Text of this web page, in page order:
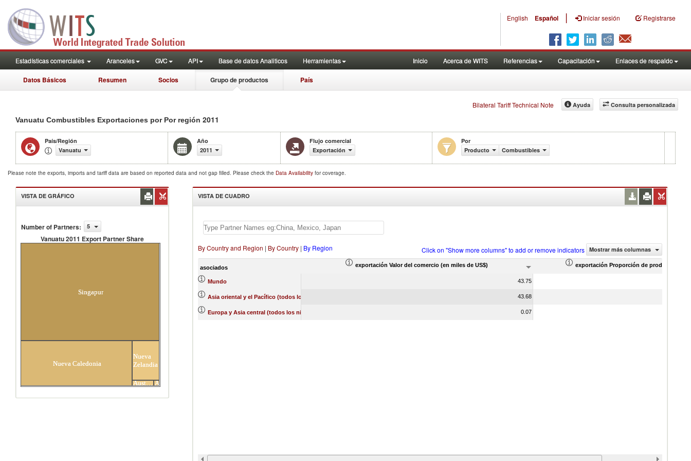
English Español | Iniciar sesión Registrarse
Estadísticas comerciales Aranceles GVC API Base de datos Analiticos Herramientas Inicio Acerca de WITS Referencias Capacitación Enlaces de respaldo
Datos Básicos Resumen Socios Grupo de productos País
Bilateral Tariff Technical Note Consulta personalizada
Ayuda
Vanuatu Combustibles Exportaciones por Por región 2011
País/Región
Vanuatu
Año
2011
Flujo comercial
Exportación
Por
Producto
Combustibles
Please note the exports, imports and tariff data are based on reported data and not gap filled. Please check the Data Availability for coverage.
VISTA DE GRÁFICO
Number of Partners: 5
Vanuatu 2011 Export Partner Share
Singapur
Nueva Caledonia
Nueva
Zelandia
Australia
VISTA DE CUADRO
By Country and Region | By Country| By Region Click on "Show more columns" to add or remove indicators Mostrar más columnas
asociados exportación Valor del comercio (en miles de US$) exportación Proporción de productos (%)
Mundo 43.75
Asia oriental y el Pacífico (todos los niveles de ingreso) 43.68
Europa y Asia central (todos los niveles de ingreso) 0.07